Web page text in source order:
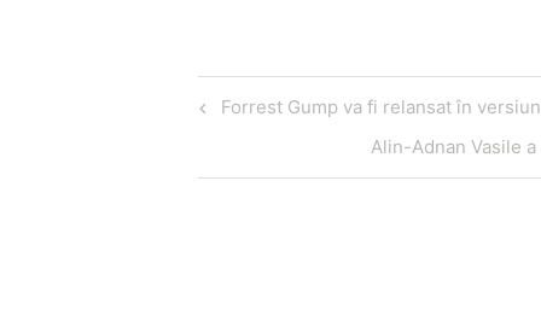
Navigare
Articol
Forrest Gump va fi relansat în
Articol
următor
Alin-Adnan Vasile